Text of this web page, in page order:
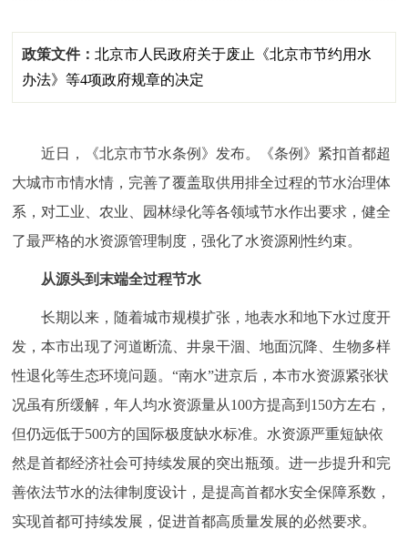
市领导 机构职能
决策公开 专题公开
个人服务 法人服务
中介服务 阳光政务
政民互动
参与调查 在线访谈 图说互动
政策文件：北京市人民政府关于废止《北京市节约用水
办法》等4项政府规章的决定
近日，《北京市节水条例》发布。《条例》紧扣首都超
大城市市情水情，完善了覆盖取供用排全过程的节水治理体
系，对工业、农业、园林绿化等各领域节水作出要求，健全
了最严格的水资源管理制度，强化了水资源刚性约束。
从源头到末端全过程节水
长期以来，随着城市规模扩张，地表水和地下水过度开
发，本市出现了河道断流、井泉干涸、地面沉降、生物多样
性退化等生态环境问题。“南水”进京后，本市水资源紧张状
况虽有所缓解，年人均水资源量从100方提高到150方左右，
但仍远低于500方的国际极度缺水标准。水资源严重短缺依
然是首都经济社会可持续发展的突出瓶颈。进一步提升和完
善依法节水的法律制度设计，是提高首都水安全保障系数，
实现首都可持续发展，促进首都高质量发展的必然要求。